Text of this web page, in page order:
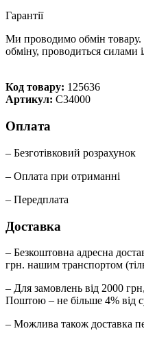
Гарантії
Ми проводимо обмін товару.
обміну, проводиться силами
Код товару: 125636
Артикул: C34000
Оплата
– Безготівковий розрахунок
– Оплата при отриманні
– Передплата
Доставка
– Безкоштовна адресна
грн. нашим транспортом
– Для замовлень від 2000
Поштою – не більше 4% від
– Можлива також доставка